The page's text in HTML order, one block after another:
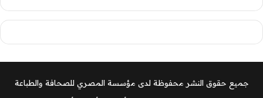
جميع حقوق النشر محفوظة لدى مؤسسة المصري للصحافة والطباعة